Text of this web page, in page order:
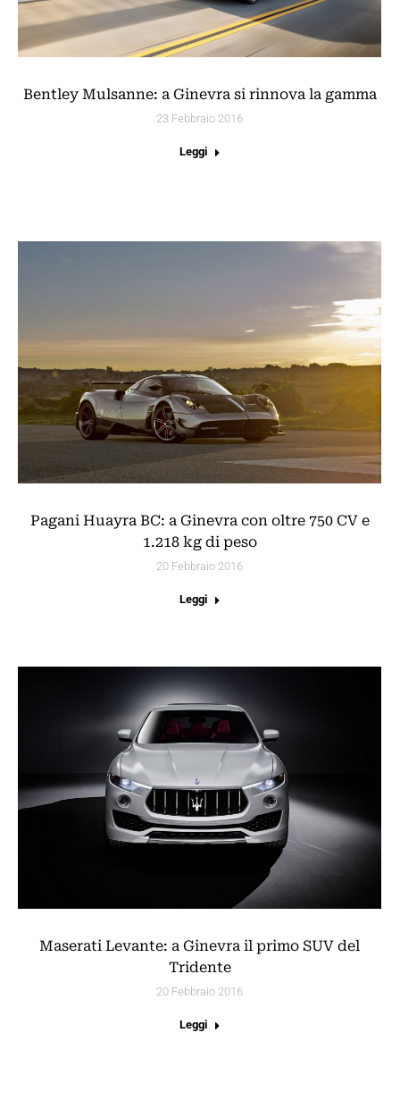
Bentley Mulsanne: a Ginevra si rinnova la gamma
23 Febbraio 2016
Leggi
Pagani Huayra BC: a Ginevra con oltre 750 CV e
1.218 kg di peso
20 Febbraio 2016
Leggi
Maserati Levante: a Ginevra il primo SUV del
Tridente
20 Febbraio 2016
Leggi